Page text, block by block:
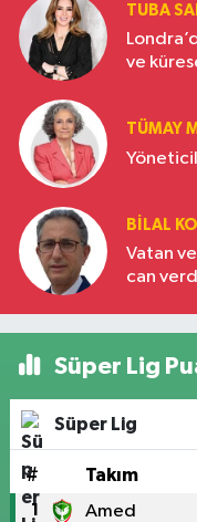
TUBA
ve
TÜMAY
BILAL
Vatan
can
Süper Lig
Süper Lig
# Takım
1 Amed